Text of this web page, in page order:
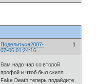
Поделиться 1
2007-
07-06 01:24:16
Вам надо чар со второй
профой и чтоб был скилл
Fake Death теперь подайдите